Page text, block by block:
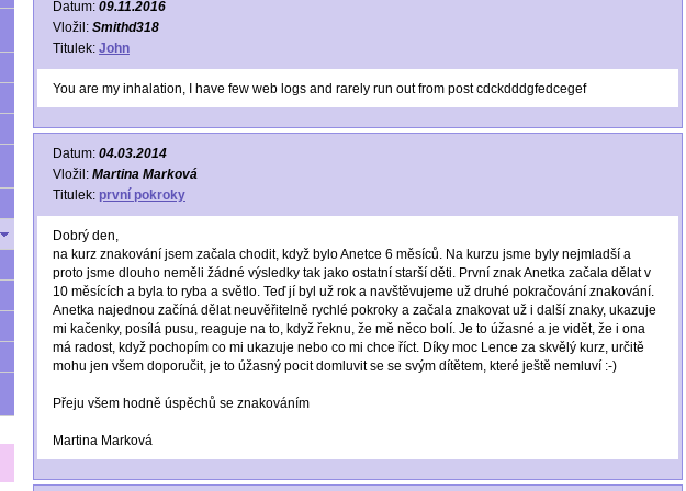
Datum: 09.11.2016
Vložil: Smithd318
Titulek: John
You are my inhalation, I have few web logs and rarely run out from post cdckdddgfedcegef
Datum: 04.03.2014
Vložil: Martina Marková
Titulek: první pokroky
Dobrý den,
na kurz znakování jsem začala chodit, když bylo Anetce 6 měsíců. Na kurzu jsme byly nejmladší a
proto jsme dlouho neměli žádné výsledky tak jako ostatní starší děti. První znak Anetka začala dělat v
10 měsících a byla to ryba a světlo. Teď jí byl už rok a navštěvujeme už druhé pokračování znakování.
Anetka najednou začíná dělat neuvěřitelně rychlé pokroky a začala znakovat už i další znaky, ukazuje
mi kačenky, posílá pusu, reaguje na to, když řeknu, že mě něco bolí. Je to úžasné a je vidět, že i ona
má radost, když pochopím co mi ukazuje nebo co mi chce říct. Díky moc Lence za skvělý kurz, určitě
mohu jen všem doporučit, je to úžasný pocit domluvit se se svým dítětem, které ještě nemluví :-)
Přeju všem hodně úspěchů se znakováním
Martina Marková